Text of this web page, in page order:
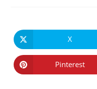
Ouvrir
dans
une
autre
fenêtre
X
Ouvrir
dans
Pinterest